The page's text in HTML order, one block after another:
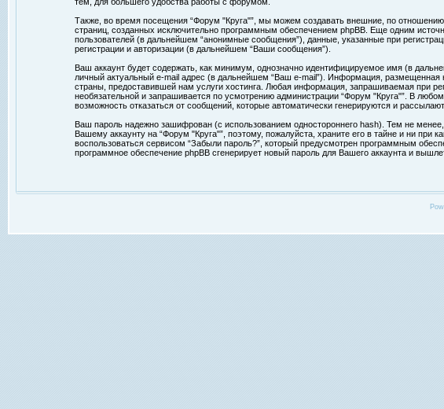
Также, во время посещения “Форум "Круга"”, мы можем создавать внешние, по
страниц, созданных исключительно программным обеспечением phpBB. Еще одним
пользователей (в дальнейшем “анонимные сообщения”), данные, указанные при
регистрации и авторизации (в дальнейшем “Ваши сообщения”).
Ваш аккаунт будет содержать, как минимум, однозначно идентифицируемое имя (в
личный актуальный e-mail адрес (в дальнейшем “Ваш e-mail”). Информация,
страны, предоставившей нам услуги хостинга. Любая информация, запрашиваемая при
необязательной и запрашивается по усмотрению администрации “Форум "Круга"”. В
возможность отказаться от сообщений, которые автоматически генерируются и
Ваш пароль надежно зашифрован (с использованием одностороннего hash). Тем не
Вашему аккаунту на “Форум "Круга"”, поэтому, пожалуйста, храните его в тайне и ни при
воспользоваться сервисом “Забыли пароль?”, который предусмотрен программным
программное обеспечение phpBB сгенерирует новый пароль для Вашего аккаунта и